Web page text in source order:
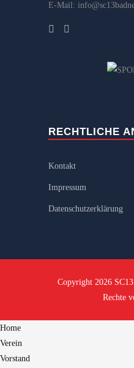
E-Mail:
RECHTLICHE
Kontakt
Impressum
Datenschutzerklärung
Copyright 2026
Rechte
Home
Verein
Vorstand